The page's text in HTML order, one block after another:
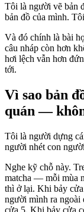
Tôi là người vẽ bản
bản đồ của mình.
Và đó chính là bài
câu nháp còn hơn
hơi lệch vẫn hơn
tới.
Vì sao bản
quán —
Tôi là người dựng
người nhét con
Nghe kỹ chỗ này.
matcha — mỗi mùa
thì ở lại. Khi bảy
người mình ra
cửa 5. Khi bảy cửa